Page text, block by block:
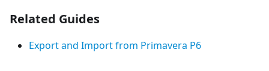
Related Guides
Export and Import from Primavera P6